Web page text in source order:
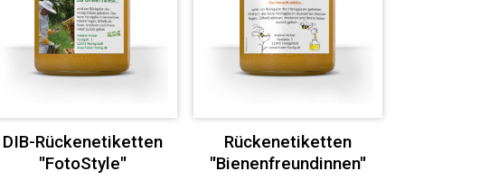
DIB-Rückenetiketten
"FotoStyle"
Rückenetiketten
"Bienenfreundinnen"